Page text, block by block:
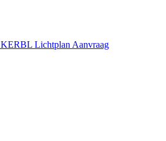
KERBL Lichtplan Aanvraag